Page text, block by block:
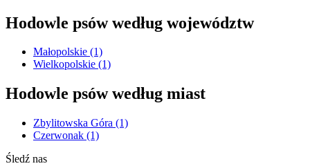
Hodowle psów według województw
Małopolskie (1)
Wielkopolskie (1)
Hodowle psów według miast
Zbylitowska Góra (1)
Czerwonak (1)
Śledź nas